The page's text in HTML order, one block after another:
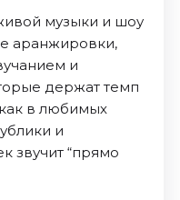
музыки и шоу
аранжировки,
и
держат темп
в любимых
и
звучит “прямо